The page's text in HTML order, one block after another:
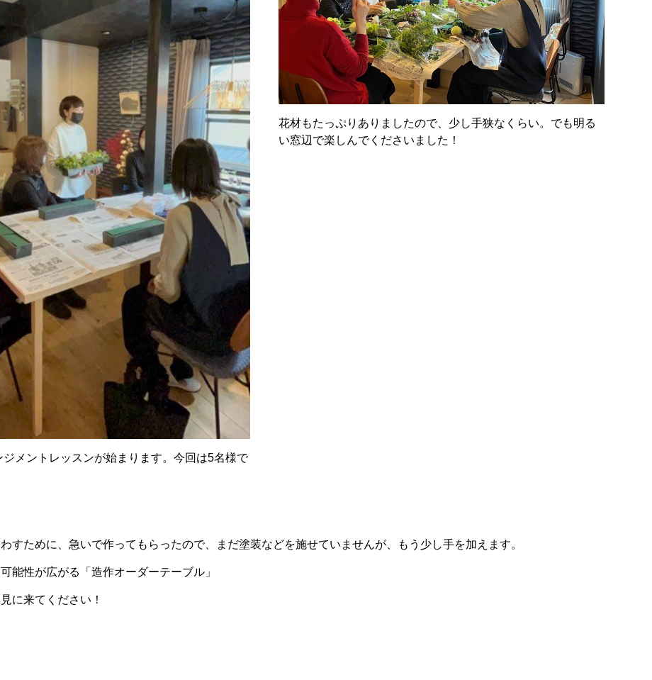
ジメントレッスンが始まります。今回は5名様で
花材もたっぷりありましたので、少し手狭なくらい。でも明る
い窓辺で楽しんでくださいました！
すために、急いで作ってもらったので、まだ塗装などを施せていませんが、もう少し手を加えます。
能性が広がる「造作オーダーテーブル」
に来てください！